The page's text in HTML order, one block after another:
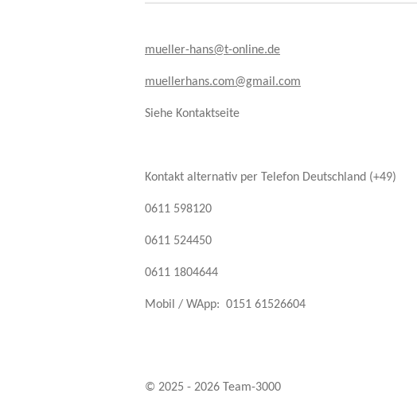
mueller-hans@t-online.de
muellerhans.com@gmail.com
Siehe Kontaktseite
Kontakt alternativ per Telefon Deutschland (+49)
0611 598120
0611 524450
0611 1804644
Mobil / WApp: 0151 61526604
© 2025 - 2026 Team-3000